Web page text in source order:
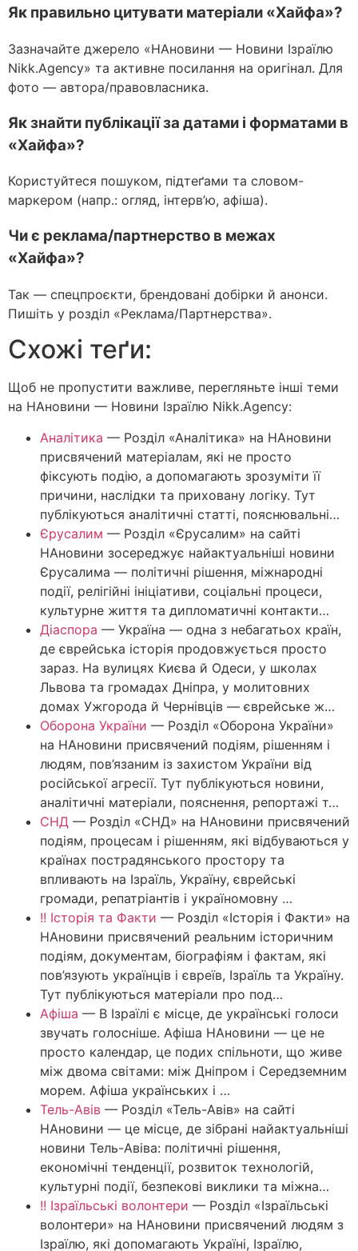
Як правильно цитувати матеріали «Хайфа»?
Зазначайте джерело «НАновини — Новини Ізраїлю
Nikk.Agency» та активне посилання на оригінал. Для
фото — автора/правовласника.
Як знайти публікації за датами і форматами в
«Хайфа»?
Користуйтеся пошуком, підтеґами та словом-
маркером (напр.: огляд, інтерв’ю, афіша).
Чи є реклама/партнерство в межах
«Хайфа»?
Так — спецпроєкти, брендовані добірки й анонси.
Пишіть у розділ «Реклама/Партнерства».
Схожі теґи:
Щоб не пропустити важливе, перегляньте інші теми
на НАновини — Новини Ізраїлю Nikk.Agency:
Аналітика — Розділ «Аналітика» на НАновини
присвячений матеріалам, які не просто
фіксують подію, а допомагають зрозуміти її
причини, наслідки та приховану логіку. Тут
публікуються аналітичні статті, пояснювальні…
Єрусалим — Розділ «Єрусалим» на сайті
НАновини зосереджує найактуальніші новини
Єрусалима — політичні рішення, міжнародні
події, релігійні ініціативи, соціальні процеси,
культурне життя та дипломатичні контакти…
Діаспора — Україна — одна з небагатьох країн,
де єврейська історія продовжується просто
зараз. На вулицях Києва й Одеси, у школах
Львова та громадах Дніпра, у молитовних
домах Ужгорода й Чернівців — єврейське ж…
Оборона України — Розділ «Оборона України»
на НАновини присвячений подіям, рішенням і
людям, пов’язаним із захистом України від
російської агресії. Тут публікуються новини,
аналітичні матеріали, пояснення, репортажі т…
СНД — Розділ «СНД» на НАновини присвячений
подіям, процесам і рішенням, які відбуваються у
країнах пострадянського простору та
впливають на Ізраїль, Україну, єврейські
громади, репатріантів і україномовну …
!! Історія та Факти — Розділ «Історія і Факти» на
НАновини присвячений реальним історичним
подіям, документам, біографіям і фактам, які
пов’язують українців і євреїв, Ізраїль та Україну.
Тут публікуються матеріали про под…
Афіша — В Ізраїлі є місце, де українські голоси
звучать голосніше. Афіша НАновини — це не
просто календар, це подих спільноти, що живе
між двома світами: між Дніпром і Середземним
морем. Афіша українських і …
Тель-Авів — Розділ «Тель-Авів» на сайті
НАновини — це місце, де зібрані найактуальніші
новини Тель-Авіва: політичні рішення,
економічні тенденції, розвиток технологій,
культурні події, безпекові виклики та міжна…
!! Ізраїльські волонтери — Розділ «Ізраїльські
волонтери» на НАновини присвячений людям з
Ізраїлю, які допомагають Україні, Ізраїлю,